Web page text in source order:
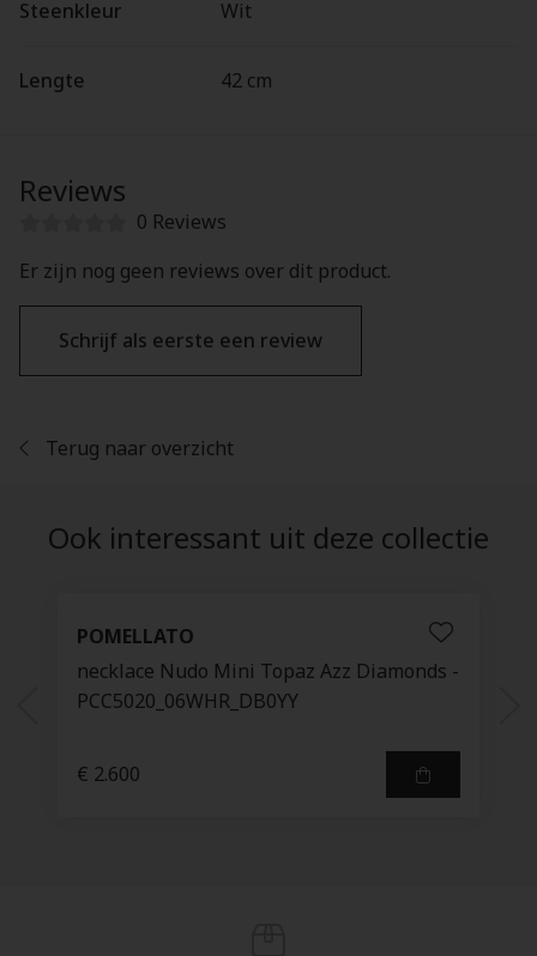
Steenkleur Wit
Lengte 42 cm
Reviews
0 Reviews
Er zijn nog geen reviews over dit product.
Schrijf als eerste een review
Terug naar overzicht
Ook interessant uit deze collectie
POMELLATO
necklace Nudo Mini Topaz Azz Diamonds -
PCC5020_06WHR_DB0YY
€ 2.600